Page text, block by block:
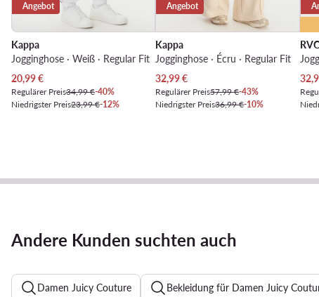
Angebot
Kappa
Jogginghose · Weiß · Regular Fit
Aktueller Preis
20,99€
Regulärer Preis34,99 €-40%
Niedrigster Preis23,99 €-12%
Angebot
Kappa
Jogginghose · Écru · Regular Fit
Aktueller Preis
32,99€
Regulärer Preis57,99 €-43%
Niedrigster Preis36,99 €-10%
Andere Kunden suchten auch
Damen Juicy Couture Bekleidung für Damen Juicy